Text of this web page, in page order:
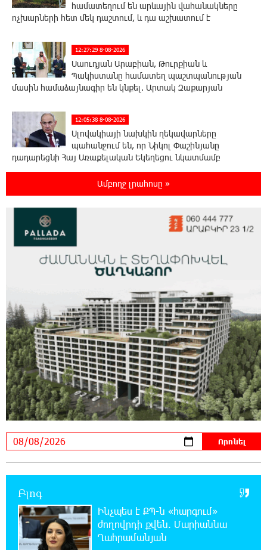
համատեղում են արևային վահանակները
ոչխարների հետ մեկ դաշտում, և դա աշխատում է
12:27:29 8-08-2026
Սաուդյան Արաբիան, Թուրքիան և
Պակիստանը համատեղ պաշտպանության
մասին համաձայնագիր են կնքել. Արտակ Զաքարյան
12:05:38 8-08-2026
Սլովակիայի նախկին ղեկավարները
պահանջում են, որ Նիկոլ Փաշինյանը
դադարեցնի Հայ Առաքելական Եկեղեցու նկատմամբ
Բանկային գաղտնիքի ապօրինի արտահոսք,
մերժված վարույթներ և լռող բանկեր.
ահազանգում է գործարարը
11:26:57 8-08-2026
վախենում իշխանությունների
ապօրինություններից. Լարիսա Ալավերդյան
10:11:47 8-08-2026
Մեր ուժը մեր աշխատակիցներն են. ԶՊՄԿ
10:02:07 8-08-2026
«Պատմական հիշողությունը չի կարելի
քաղաքականություն դարձնել». Կարպիս
Փաշոյան
0:55:39 8-08-2026
Երևանի և մարզերի տասնյակ հասցեներում
օգոստոսի 10-ին, 11-ին, 12-ին և 13-ին գազ
չի լինելու
0:35:27 8-08-2026
Ամբողջ լրահոսը »
Բլոգ
Ինչպես է ՔՊ-ն «հարգում»
ժողովրդի քվեն. Մարիաննա
Ղահրամանյան